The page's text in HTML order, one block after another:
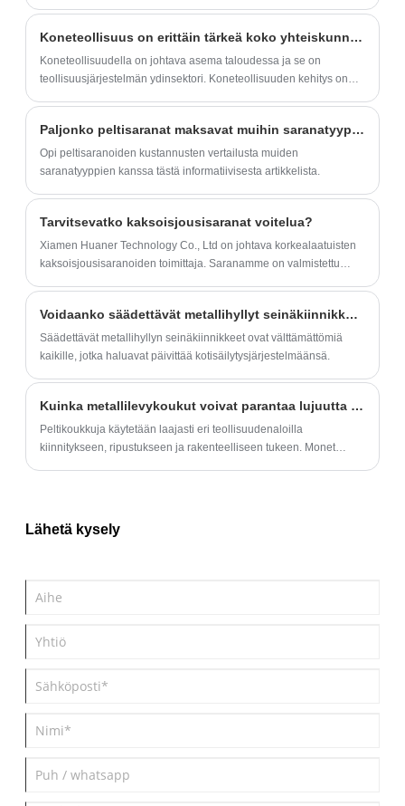
Koneteollisuus on erittäin tärkeä koko yhteiskunnan tuotannolle
Koneteollisuudella on johtava asema taloudessa ja se on
teollisuusjärjestelmän ydinsektori. Koneteollisuuden kehitys on
eikä modernia tiedettä ja teknologiaa.
Paljonko peltisaranat maksavat muihin saranatyyppeihin verrattuna?
Opi peltisaranoiden kustannusten vertailusta muiden
saranatyyppien kanssa tästä informatiivisesta artikkelista.
Tarvitsevatko kaksoisjousisaranat voitelua?
Xiamen Huaner Technology Co., Ltd on johtava korkealaatuisten
kaksoisjousisaranoiden toimittaja. Saranamme on valmistettu
Voidaanko säädettävät metallihyllyt seinäkiinnikkeet maalata tai räätälöidä?
Säädettävät metallihyllyn seinäkiinnikkeet ovat välttämättömiä
kaikille, jotka haluavat päivittää kotisäilytysjärjestelmäänsä.
Kuinka metallilevykoukut voivat parantaa lujuutta ja tehokkuutta teollisissa sovelluksissa?
Peltikoukkuja käytetään laajasti eri teollisuudenaloilla
kiinnitykseen, ripustukseen ja rakenteelliseen tukeen. Monet
sovellukseesi. Lopulta sinulla on selkeä strategia parantaaksesi
Lähetä kysely